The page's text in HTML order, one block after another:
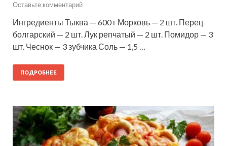
Оставьте комментарий
Ингредиенты Тыква — 600 г Морковь — 2 шт. Перец
болгарский — 2 шт. Лук репчатый — 2 шт. Помидор — 3
шт. Чеснок — 3 зубчика Соль — 1,5 …
ПОДРОБНЕЕ